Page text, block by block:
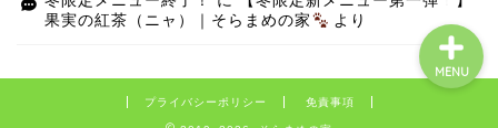
果実の紅茶（ニャ）｜そらまめの家
より
プライバシーポリシー 免責事項
MENU